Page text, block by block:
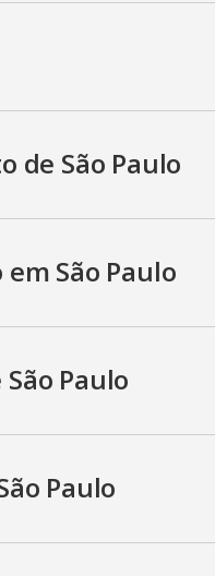
de São Paulo
São Paulo
Paulo
Paulo